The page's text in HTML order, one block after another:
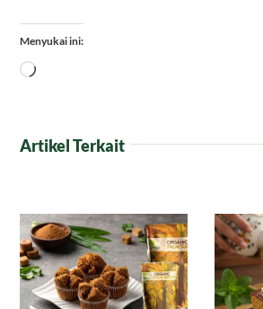
Menyukai ini:
Memuat...
Artikel Terkait